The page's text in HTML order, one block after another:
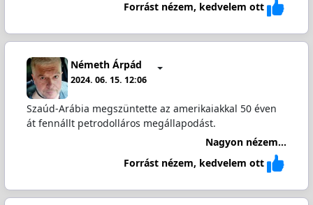
Forrást nézem, kedvelem ott
Németh Árpád
2024. 06. 15. 12:06
Szaúd-Arábia megszüntette az amerikaiakkal 50 éven
át fennállt petrodolláros megállapodást.
Nagyon nézem...
Forrást nézem, kedvelem ott